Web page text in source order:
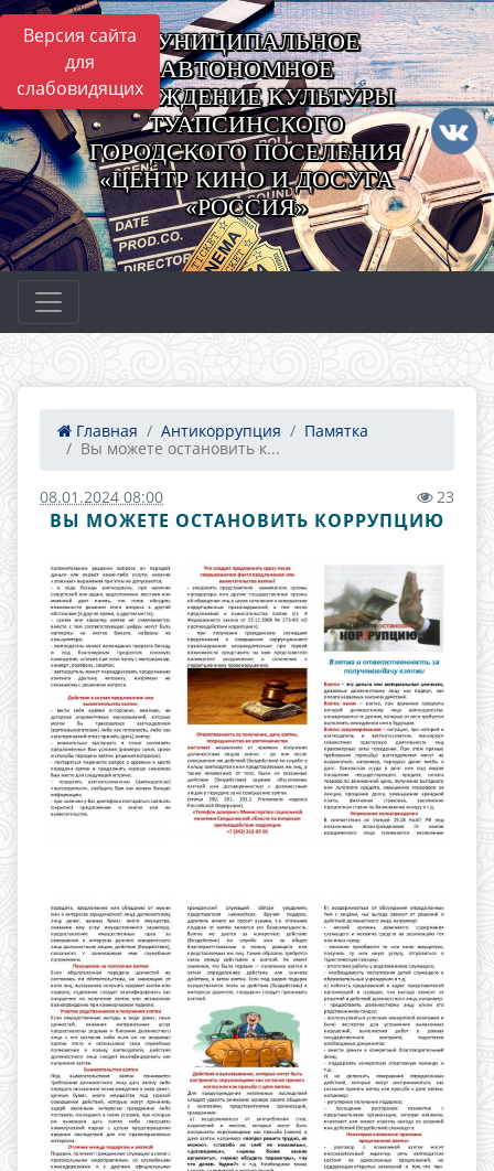
Версия сайта
для
слабовидящих
МУНИЦИПАЛЬНОЕ
АВТОНОМНОЕ
УЧРЕЖДЕНИЕ КУЛЬТУРЫ
ТУАПСИНСКОГО
ГОРОДСКОГО ПОСЕЛЕНИЯ
«ЦЕНТР КИНО И ДОСУГА
«РОССИЯ»
Главная Антикоррупция
Памятка
Вы можете остановить к...
08.01.2024 08:00 23
ВЫ МОЖЕТЕ ОСТАНОВИТЬ КОРРУПЦИЮ